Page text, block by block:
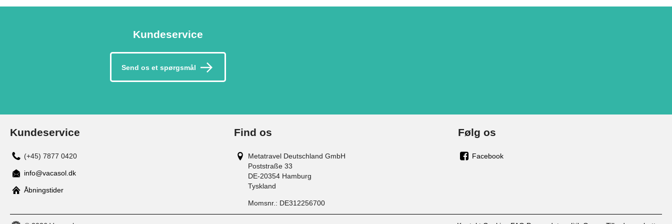
Kundeservice
Send os et spørgsmål
Kundeservice
(+45) 7877 0420
info@vacasol.dk
Åbningstider
Find os
Metatravel Deutschland GmbH
Poststraße 33
DE-20354 Hamburg
Tyskland
Momsnr.: DE312256700
Følg os
Facebook